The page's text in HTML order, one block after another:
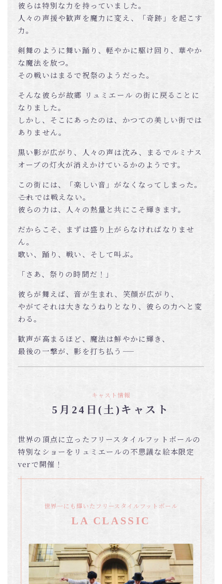
彼らは特別な力を持っていました。
人々の声援や歓声を魔力に変え、「奇跡」を起こす
力。
剣舞のように舞い踊り、軽やかに駆け回り、華やか
な魔法を放つ。
その戦いはまるで祝祭のようだった。
そんな彼らが故郷 リュミエール の街に戻ることに
なりました。
しかし、そこにあったのは、かつての美しい街では
ありません。
黒い影が広がり、人々の声は沈み、まるでルミナス
オーブの灯火が消えかけているかのようです。
この街には、「楽しい音」がなくなってしまった。
――これでは戦えない。
彼らの力は、人々の熱量と共にこそ輝きます。
だからこそ、まずは盛り上がらなければなりませ
ん。
歌い、踊り、戦い、そして叫ぶ。
「さあ、祭りの時間だ！」
彼らが舞えば、音が生まれ、笑顔が広がり、
やがてそれは大きなうねりとなり、彼らの力へと変
わる。
歓声が高まるほど、魔法は鮮やかに輝き、
最後の一撃が、影を打ち払う――
キャスト情報
5月24日(土)キャスト
世界の頂点に立ったフリースタイルフットボールの
特別なショーをリュミエールの不思議な絵本限定
verで開催！
世界一にも輝いたフリースタイルフットボール
LA CLASSIC